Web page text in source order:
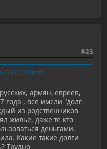
#23
10:46:58
армян, евреев,
года , все имели "долг
из родственников
жилье, даже те кто
деньгами, -
Какие такие долги
Трудно